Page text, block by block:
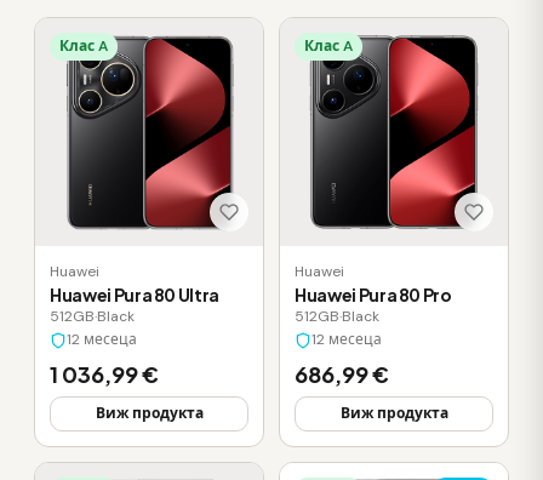
Клас A
Huawei
Huawei Pura 80 Ultra
512GB·Black
12 месеца
1 036,99 €
Виж продукта
Клас A
Huawei
Huawei Pura 80 Pro
512GB·Black
12 месеца
686,99 €
Виж продукта